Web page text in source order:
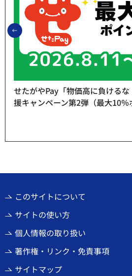
前のスライドを表示
せたがやPay「物価高に負ける
援キャンペーン第2弾（最大10％
このサイトについて
サイトの使い方
個人情報の取り扱い
著作権・リンク・免責事項
サイトマップ